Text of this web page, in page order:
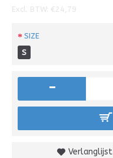
Excl. BTW: €24,79
SIZE
S
-
Verlanglijst